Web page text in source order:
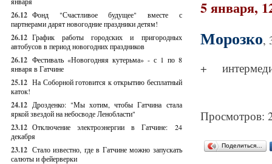
26.12 Фонд "Счастливое будущее" вместе с
партнерами дарят новогодние праздники детям!
26.12 График работы городских и пригородных
автобусов в период новогодних праздников
26.12 Фестиваль «Новогодняя кутерьма» - с 1 по 8
января в Гатчине
25.12 На Соборной готовится к открытию бесплатный
каток!
24.12 Дрозденко: "Мы хотим, чтобы Гатчина стала
яркой звездой на небосводе Ленобласти"
23.12 Отключение электроэнергии в Гатчине: 24
декабря
23.12 Стало известно, где в Гатчине можно запускать
салюты и фейерверки
5 января,
Морозко,
+
Просмотров:
Поделиться…